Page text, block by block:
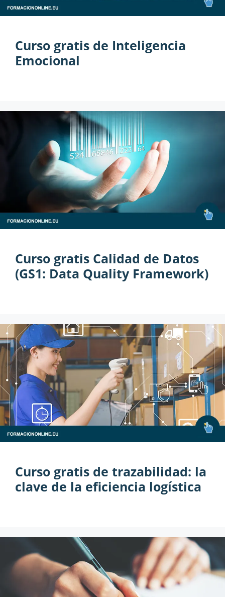
Curso gratis de Inteligencia
Emocional
Curso gratis Calidad de Datos
(GS1: Data Quality Framework)
Curso gratis de trazabilidad: la
clave de la eficiencia logística